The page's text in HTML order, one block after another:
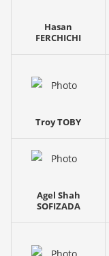
Hasan
FERCHICHI
Troy TOBY
Agel Shah
SOFIZADA